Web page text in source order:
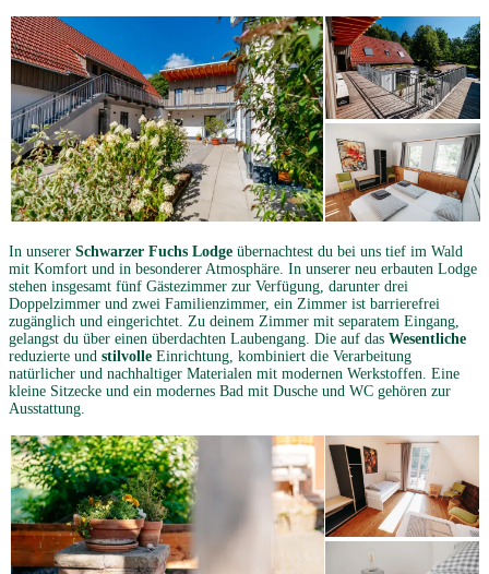
In unserer Schwarzer Fuchs Lodge übernachtest du bei uns tief im Wald
mit Komfort und in besonderer Atmosphäre. In unserer neu erbauten Lodge
stehen insgesamt fünf Gästezimmer zur Verfügung, darunter drei
Doppelzimmer und zwei Familienzimmer, ein Zimmer ist barrierefrei
zugänglich und eingerichtet. Zu deinem Zimmer mit separatem Eingang,
gelangst du über einen überdachten Laubengang. Die auf das Wesentliche
reduzierte und stilvolle Einrichtung, kombiniert die Verarbeitung
natürlicher und nachhaltiger Materialen mit modernen Werkstoffen. Eine
kleine Sitzecke und ein modernes Bad mit Dusche und WC gehören zur
Ausstattung.